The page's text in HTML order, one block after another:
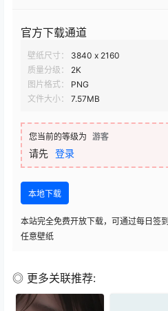
官方下载通道
壁纸尺寸：
3840 x 2160
质量分级：
2K
图片格式：
PNG
文件大小：
7.57MB
您当前的等级为 游客
请先 登录
本地下载
本站完全免费开放下载，可通过每日签到
任意壁纸
◎ 更多关联推荐: